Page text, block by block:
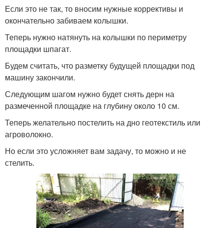
Если это не так, то вносим нужные коррективы и
окончательно забиваем колышки.
Теперь нужно натянуть на колышки по периметру
площадки шпагат.
Будем считать, что разметку будущей площадки под
машину закончили.
Следующим шагом нужно будет снять дерн на
размеченной площадке на глубину около 10 см.
Теперь желательно постелить на дно геотекстиль или
агроволокно.
Но если это усложняет вам задачу, то можно и не
стелить.